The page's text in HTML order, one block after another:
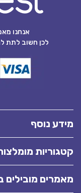
אנחנו
לכן חשוב לתת
מידע נוסף
קטגוריות
מאמרים מובילים